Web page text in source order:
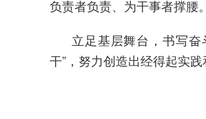
负责者负责、为干事者撑腰。
立足基层舞台，书写奋
干”，努力创造出经得起实